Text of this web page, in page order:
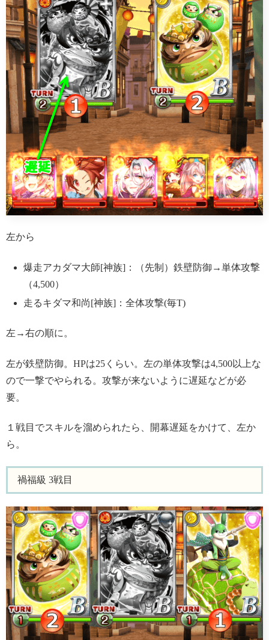
左から
爆走アカダマ大師[神族]：（先制）鉄壁防御→単体攻撃
（4,500）
走るキダマ和尚[神族]：全体攻撃(毎T)
左→右の順に。
左が鉄壁防御。HPは25くらい。左の単体攻撃は4,500以上な
ので一撃でやられる。攻撃が来ないように遅延などが必
要。
１戦目でスキルを溜められたら、開幕遅延をかけて、左か
ら。
禍福級 3戦目